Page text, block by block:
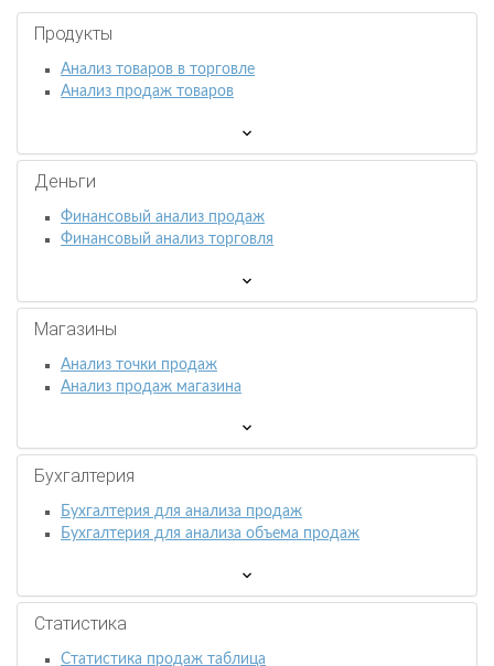
Продукты
Анализ товаров в торговле
Анализ продаж товаров
Деньги
Финансовый анализ продаж
Финансовый анализ торговля
Магазины
Анализ точки продаж
Анализ продаж магазина
Бухгалтерия
Бухгалтерия для анализа продаж
Бухгалтерия для анализа объема продаж
Статистика
Статистика продаж таблица